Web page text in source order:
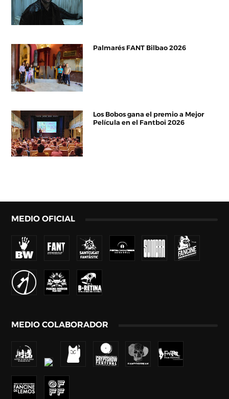
Palmarés FANT Bilbao 2026
Los Bobos gana el premio a Mejor
Película en el Fantboi 2026
MEDIO OFICIAL
MEDIO COLABORADOR